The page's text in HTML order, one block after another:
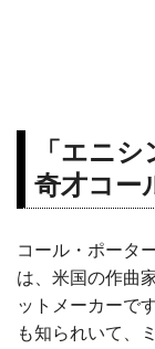
「エニ
奇才コー
コール・ポータ
は、米国の作曲
ットメーカーで
も知られいて、